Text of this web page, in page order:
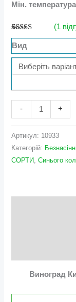
Мін.
Рейтинг
5.00з 5 на
основі
опитування
1
покупця
(1
Вид
- +
Артикул: 10933
Категорій:
СОРТИ ,Синього
Виноград